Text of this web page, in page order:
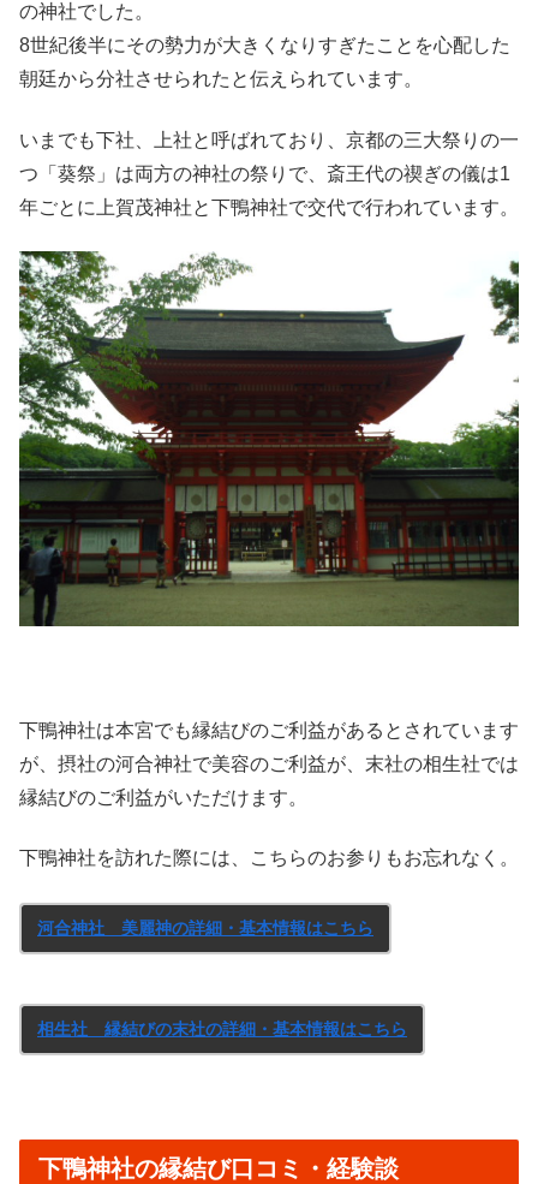
の神社でした。
8世紀後半にその勢力が大きくなりすぎたことを心配した
朝廷から分社させられたと伝えられています。
いまでも下社、上社と呼ばれており、 京都の三大祭りの一
つ「葵祭」は両方の神社の祭りで、斎王代の禊ぎの儀は1
年ごとに上賀茂神社と下鴨神社で交代で行われています。
下鴨神社は本宮でも縁結びのご利益があるとされています
が、摂社の河合神社で美容のご利益が、末社の相生社では
縁結びのご利益がいただけます。
下鴨神社を訪れた際には、こちらのお参りもお忘れなく。
河合神社 美麗神の詳細・基本情報はこちら
相生社 縁結びの末社の詳細・基本情報はこちら
下鴨神社の縁結び口コミ・経験談